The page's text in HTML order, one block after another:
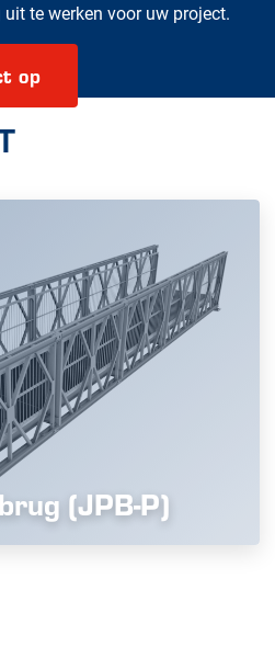
te werken voor uw project.
op
(JPB-P)